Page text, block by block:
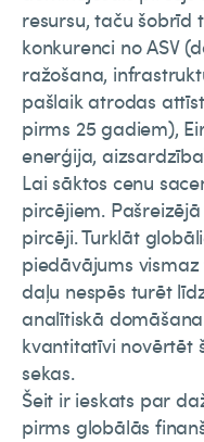
resursu, taču šobrīd
konkurenci no ASV
ražošana,
pašlaik atrodas
pirms 25 gadiem),
enerģija,
Lai sāktos cenu
pircējiem.
pircēji. Turklāt
piedāvājums
daļu nespēs turēt
analītiskā
kvantitatīvi novērtēt
sekas.
Šeit ir ieskats par
pirms globālās